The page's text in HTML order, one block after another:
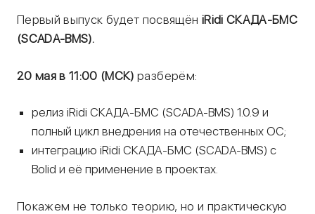
Первый выпуск будет посвящён iRidi СКАДА-БМС
(SCADA-BMS).
20 мая в 11:00 (МСК) разберём:
релиз iRidi СКАДА-БМС (SCADA-BMS) 1.0.9 и
полный цикл внедрения на отечественных ОС;
интеграцию iRidi СКАДА-БМС (SCADA-BMS) с
Bolid и её применение в проектах.
Покажем не только теорию, но и практическую